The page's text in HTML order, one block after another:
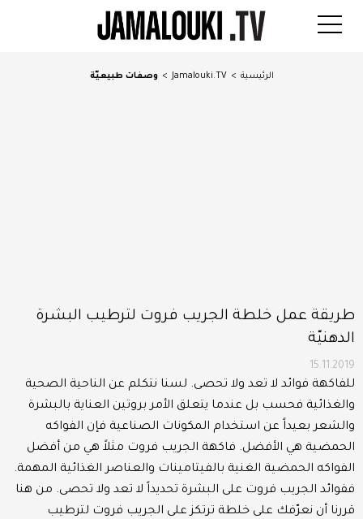
الرئيسية >
Jamalouki.TV
> وصفات طبيعيّة
طريقة عمل خلطة الجريب فروت لترطيب البشرة
الدهنيّة
15.11.2019
للفاكهة فوائد لا تعد ولا تحصى. لسنا نتكلم عن الناحية الصحية
والغذائية فحسب بل عندما يتعلق الأمر بروتين العناية بالبشرة
والشعر بعيداً عن استخدام المكونات الصناعية فإن الفواكه
الحمضية هي الأفضل. فاكهة الجريب فروت مثلاً هي من أفضل
الفواكه الحمضية الغنية بالفيتامينات والعناصر الغذائية المهمة.
ففوائد الجريب فروت على البشرة تحديداً لا تعد ولا تحصى. من هنا
قررنا أن نعرّفك على خلطة ترتكز على الجريب فروت لترطيب